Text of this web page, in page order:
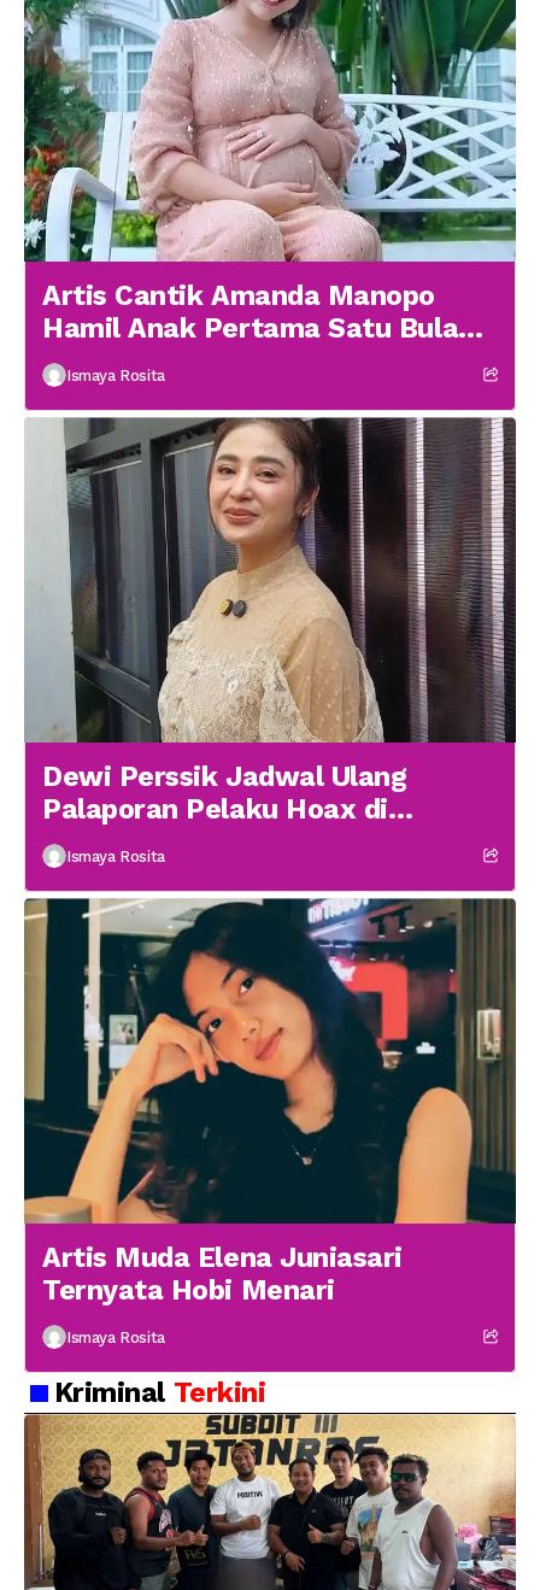
Artis Cantik Amanda Manopo
Hamil Anak Pertama Satu Bulan
menikah
Ismaya Rosita
Dewi Perssik Jadwal Ulang
Palaporan Pelaku Hoax di
Medsos
Ismaya Rosita
Artis Muda Elena Juniasari
Ternyata Hobi Menari
Ismaya Rosita
Kriminal Terkini